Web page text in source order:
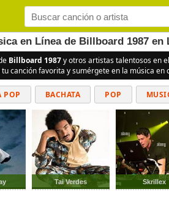
en Línea de Billboard 1987 en
Billboard 1987y otros artistas talentosos en
canción favorita y sumérgete en la música en
POP BACHATA POP
Tai Verdes Skrillex